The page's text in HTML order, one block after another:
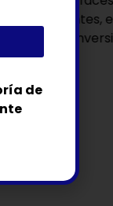
y eficientes,
y la
tuequipo en el
de